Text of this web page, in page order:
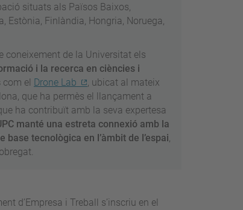
situats als Països Baixos,
Estònia, Finlàndia, Hongria, Noruega,
coneixement de la Universitat els
i la recerca en ciències i
com el Drone Lab
, ubicat al mateix
que ha permès el llançament a
ha contribuït amb la seva expertesa
manté una estreta connexió amb la
tecnològica en l’àmbit de l’espai,
d’Empresa i Treball s’inscriu en el